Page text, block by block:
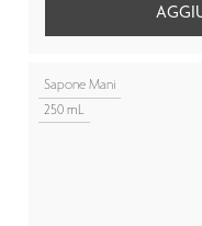
Sapone Mani
250 mL